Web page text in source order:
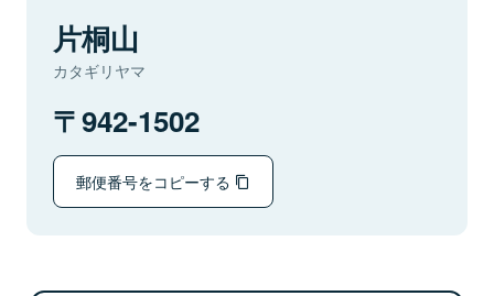
片桐山
カタギリヤマ
942-1502
郵便番号をコピーする